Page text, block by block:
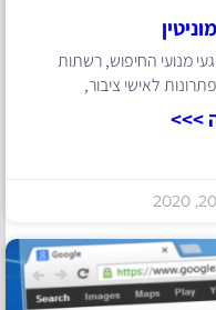
מנועי החיפוש, רשתות
לאישי ציבור,
>>>